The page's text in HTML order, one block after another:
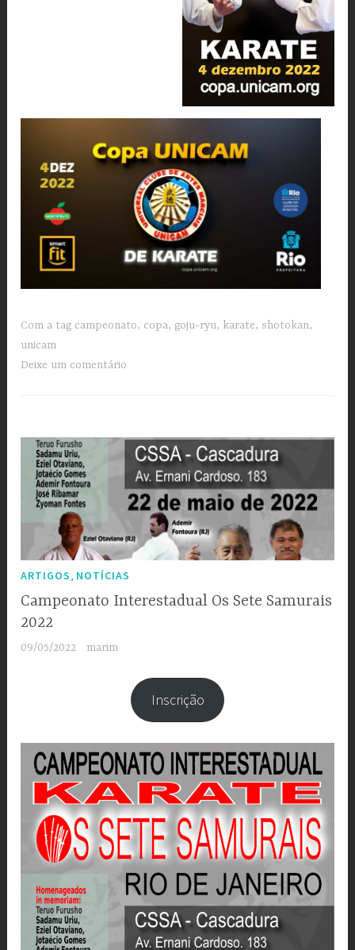
Com a tag campeonato, copa, goju-ryu, karate,shotokan,
unicam
Deixe um comentário
ARTIGOS, NOTÍCIAS
Campeonato Interestadual Os Sete Samurais
2022
09/05/2022 marim
Inscrição